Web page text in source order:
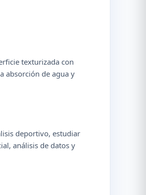
texturizada con
absorción de agua y
deportivo, estudiar
análisis de datos y